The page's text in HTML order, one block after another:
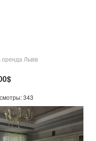
Львів
343